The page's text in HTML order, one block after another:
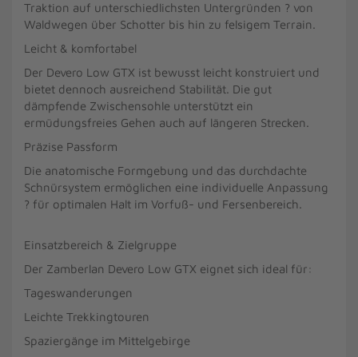
Traktion auf unterschiedlichsten Untergründen ? von
Waldwegen über Schotter bis hin zu felsigem Terrain.
Leicht & komfortabel
Der Devero Low GTX ist bewusst leicht konstruiert und
bietet dennoch ausreichend Stabilität. Die gut
dämpfende Zwischensohle unterstützt ein
ermüdungsfreies Gehen auch auf längeren Strecken.
Präzise Passform
Die anatomische Formgebung und das durchdachte
Schnürsystem ermöglichen eine individuelle Anpassung
? für optimalen Halt im Vorfuß- und Fersenbereich.
Einsatzbereich & Zielgruppe
Der Zamberlan Devero Low GTX eignet sich ideal für:
Tageswanderungen
Leichte Trekkingtouren
Spaziergänge im Mittelgebirge